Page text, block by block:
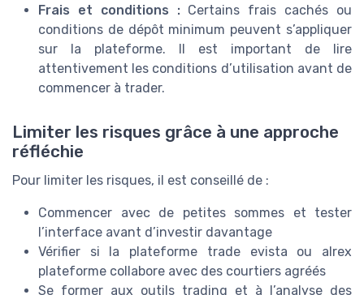
Frais et conditions :Certains frais cachés ou
conditions de dépôt minimum peuvent s’appliquer
sur la plateforme. Il est important de lire
attentivement les conditions d’utilisation avant de
commencer à trader.
Limiter les risques grâce à une approche
réfléchie
Pour limiter les risques, il est conseillé de :
Commencer avec de petites sommes et tester
l’interface avant d’investir davantage
Vérifier si la plateforme trade evista ou alrex
plateforme collabore avec des courtiers agréés
Se former aux outils trading et à l’analyse des